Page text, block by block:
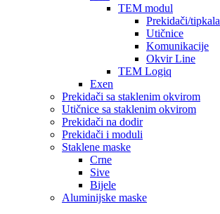
TEM modul
Prekidači/tipkala
Utičnice
Komunikacije
Okvir Line
TEM Logiq
Exen
Prekidači sa staklenim okvirom
Utičnice sa staklenim okvirom
Prekidači na dodir
Prekidači i moduli
Staklene maske
Crne
Sive
Bijele
Aluminijske maske